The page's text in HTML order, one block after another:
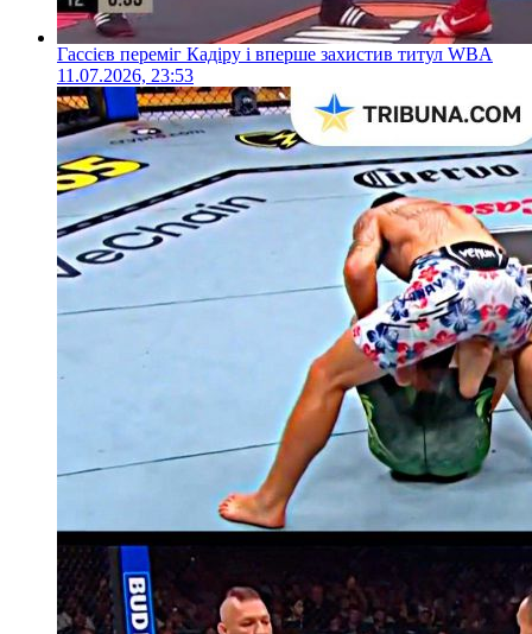
Гассієв переміг Кадіру і вперше захистив титул WBA
11.07.2026, 23:53